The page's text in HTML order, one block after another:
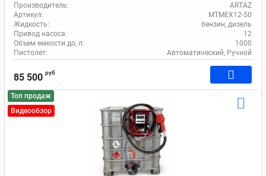
Производитель:
ARTAZ
Артикул:
MTMEX12-50
Жидкость:
бензин, дизель
Привод насоса:
12
Объем емкости до, л:
1000
Пистолет:
Автоматический, Ручной
85 500 руб
Топ продаж
Видеообзор